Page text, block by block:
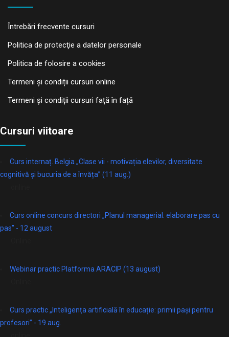
Întrebări frecvente cursuri
Politica de protecţie a datelor personale
Politica de folosire a cookies
Termeni și condiții cursuri online
Termeni și condiții cursuri față în față
Cursuri viitoare
Curs internaț. Belgia „Clase vii - motivația elevilor, diversitate
cognitivă și bucuria de a învăța” (11 aug.)
Curs online concurs directori „Planul managerial: elaborare pas cu
pas” - 12 august
Webinar practic Platforma ARACIP (13 august)
Curs practic „Inteligența artificială în educație: primii pași pentru
profesori” - 19 aug.